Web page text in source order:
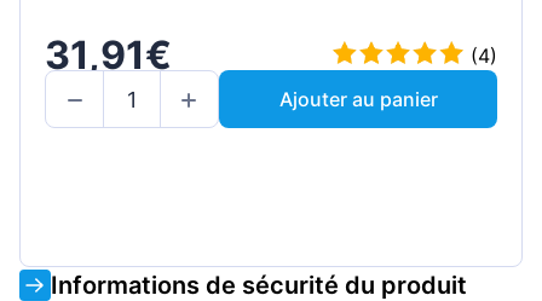
31,91€
(4)
Ajouter au panier
Informations de sécurité du produit